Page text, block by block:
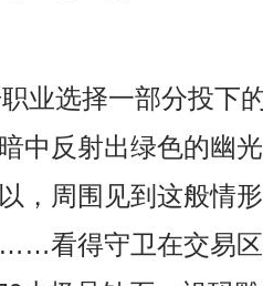
业选择一部分投下
中反射出绿色的幽
，周围见到这般情
看得守卫在交易